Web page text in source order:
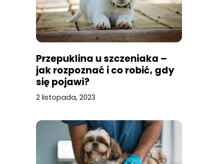
Przepuklina u szczeniaka –
jak rozpoznać i co robić, gdy
się pojawi?
2 listopada, 2023